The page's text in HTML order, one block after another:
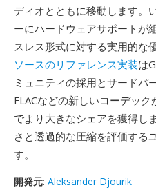
ディオとともに移動します。
ーにハードウェアサポートが
スレス形式に対する実用的な
ソースのリファレンス実装は
ミュニティの採用とサードパ
FLACなどの新しいコーデック
でより大きなシェアを獲得し
さと透過的な圧縮を評価する
す。
開発元: Aleksander Djourik